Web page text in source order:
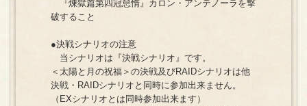
『煉獄篇第四冠怠惰』カロン・アンテノーラを撃
破すること
●決戦シナリオの注意
当シナリオは『決戦シナリオ』です。
＜太陽と月の祝福＞の決戦及びRAIDシナリオは他
決戦・RAIDシナリオと同時に参加出来ません。
（EXシナリオとは同時参加出来ます）